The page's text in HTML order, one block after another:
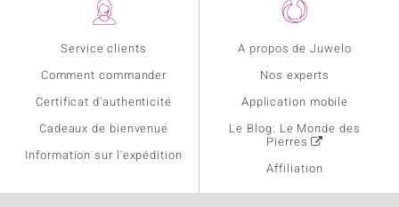
Service clients
Comment commander
Certificat d'authenticité
Cadeaux de bienvenue
Information sur l'expédition
A propos de Juwelo
Nos experts
Application mobile
Le Blog: Le Monde des
Pierres
Affiliation